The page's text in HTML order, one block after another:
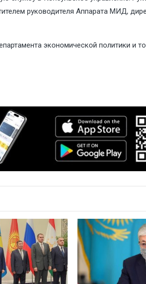
руководителя Аппарата МИД,
экономической политики и